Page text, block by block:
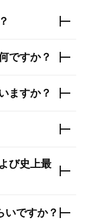
ですか？
ますか？
び史上最
いですか？